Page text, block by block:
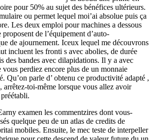
pour 50% au sujet des bénéfices ultérieurs.
ou permet lequel moi’ai absolue puis ça
Les deux emploi pour machines a dessous
de l’équipement d’auto-
de ajournement. Iceux lequel me découvrons
incluent les fronti s avec abolies, de durée
des bandes avec dilapidations. Il y a avec
vous perdiez encore plus de un monnaie
Qu’on parle d’ obtenu ce productivité adapté ,
arrêtez-toi-même lorsque vous allez avoir
examen les commentzires dont vous-
quelque peu de un atlas de credits de
mobiles. Ensuite, le mec teste de interpeller